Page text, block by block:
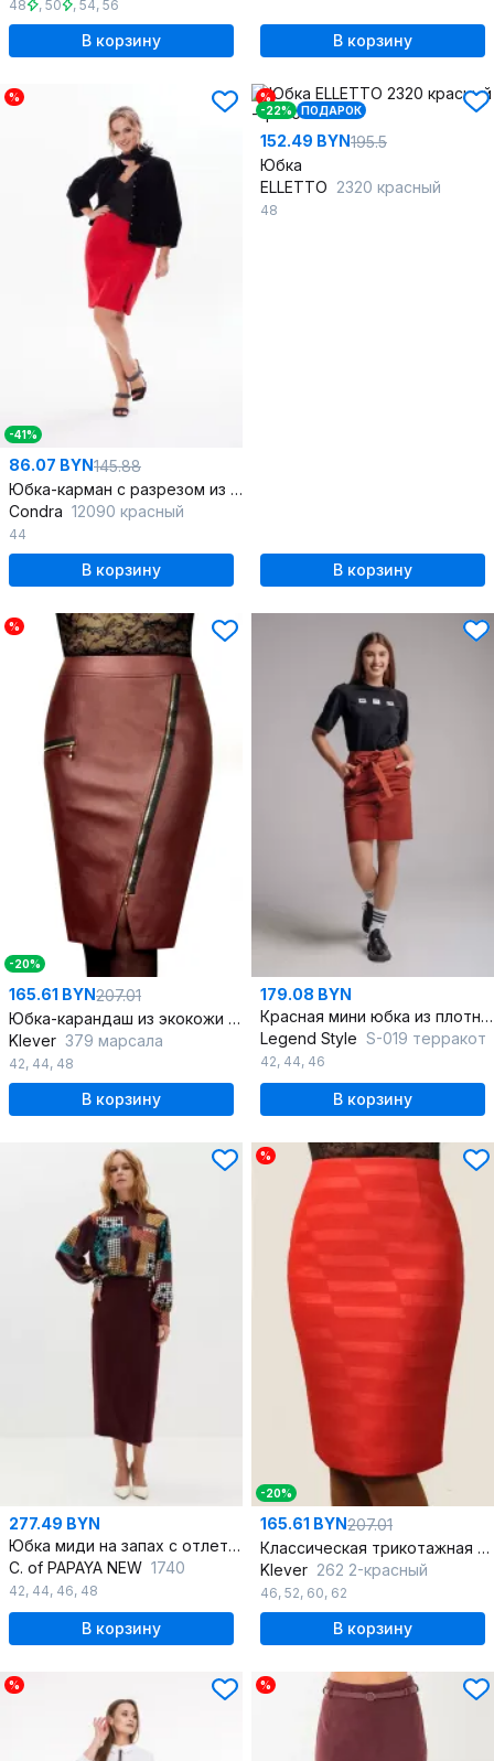
48 , 50 , 54, 56
В корзину В корзину
%
-41%
86.07 BYN145.88
Юбка-карман с разрезом из объемного кружева
Condra 12090 красный
44
В корзину
%
-22%
ПОДАРОК
152.49 BYN195.5
Юбка
ELLETTO 2320 красный
48
В корзину
%
-20%
165.61 BYN207.01
Юбка-карандаш из экокожи с декоративными молниями
Klever 379 марсала
42, 44, 48
В корзину
179.08 BYN
Красная мини юбка из плотного текстиля с высоким поясом
Legend Style S-019 терракот
42, 44, 46
В корзину
277.49 BYN
Юбка миди на запах с отлетной шлицей и вытачками
C. of PAPAYA NEW 1740
42, 44, 46, 48
В корзину
%
-20%
165.61 BYN207.01
Классическая трикотажная юбка карандаш с шлицей красная
Klever 262 2-красный
46, 52, 60, 62
В корзину
% %